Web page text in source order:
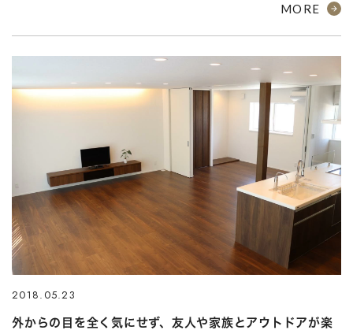
MORE
2018.05.23
外からの目を全く気にせず、友人や家族とアウトドアが楽